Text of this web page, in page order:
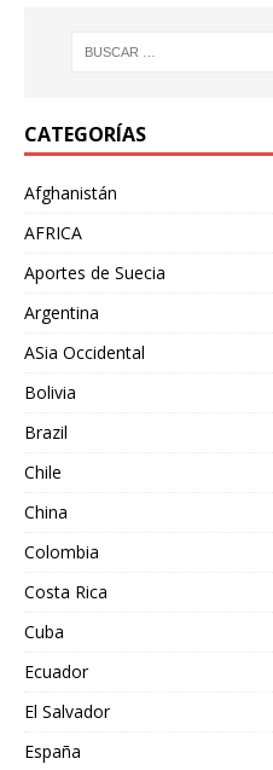
CATEGORÍAS
Afghanistán
AFRICA
Aportes de Suecia
Argentina
ASia Occidental
Bolivia
Brazil
Chile
China
Colombia
Costa Rica
Cuba
Ecuador
El Salvador
España